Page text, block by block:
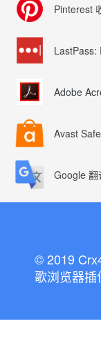
Pinterest
Adobe
Google 翻
© 2019
歌浏览器插